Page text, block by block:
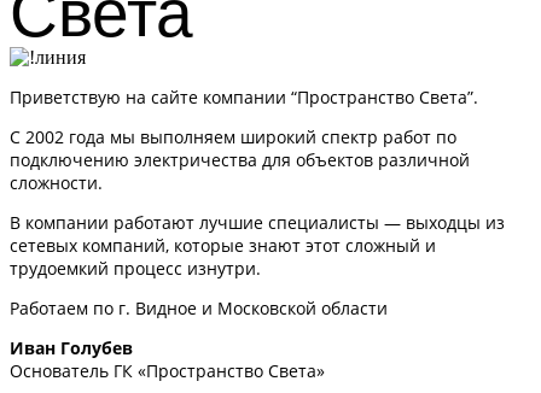
Приветствую на сайте компании “Пространство Света”.
С 2002 года мы выполняем широкий спектр работ по
подключению электричества для объектов различной
сложности.
В компании работают лучшие специалисты — выходцы из
сетевых компаний, которые знают этот сложный и
трудоемкий процесс изнутри.
Работаем по г. Видное и Московской области
Иван Голубев
Основатель ГК «Пространство Света»